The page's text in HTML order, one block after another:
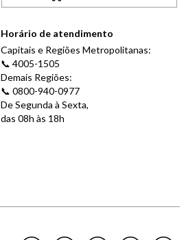
Horário de atendimento
Capitais e Regiões Metropolitanas:
📞 4005-1505
Demais Regiões:
📞 0800-940-0977
De Segunda à Sexta,
das 08h às 18h